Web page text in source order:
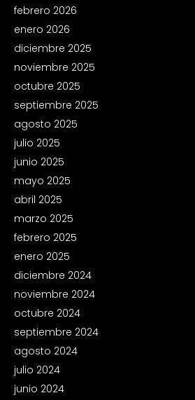
febrero 2026
enero 2026
diciembre 2025
noviembre 2025
octubre 2025
septiembre 2025
agosto 2025
julio 2025
junio 2025
mayo 2025
abril 2025
marzo 2025
febrero 2025
enero 2025
diciembre 2024
noviembre 2024
octubre 2024
septiembre 2024
agosto 2024
julio 2024
junio 2024